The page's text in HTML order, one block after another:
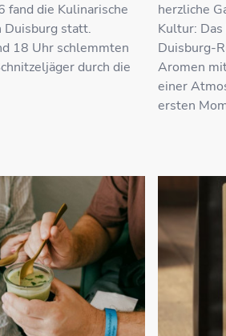
die Kulinarische
Duisburg statt.
18 Uhr schlemmten
durch die
herzliche
Kultur: Das
Duisburg-
Aromen
einer
ersten